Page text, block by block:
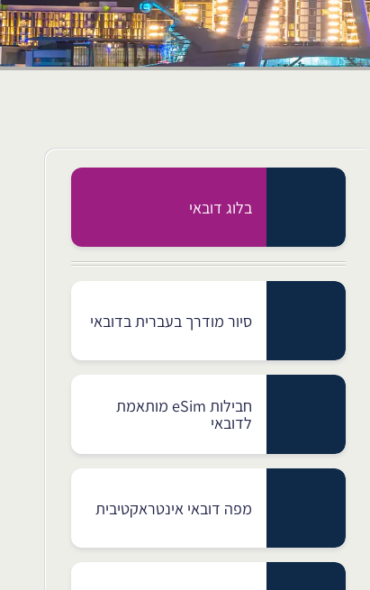
בלוג דובאי
סיור מודרך בעברית בדובאי
חבילות eSim מותאמת
לדובאי
מפה דובאי אינטראקטיבית